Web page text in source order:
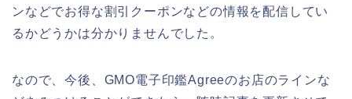
ンなどでお得な割引クーポンなどの情報を配信してい
るかどうかは分かりませんでした。
なので、今後、GMO電子印鑑Agreeのお店のラインな